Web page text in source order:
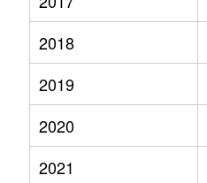
2018
2019
2020
2021